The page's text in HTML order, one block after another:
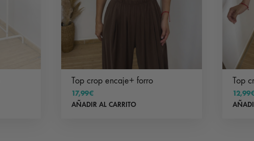
Top crop encaje+ forro
17,99€
AÑADIR AL CARRITO
Top
12,99